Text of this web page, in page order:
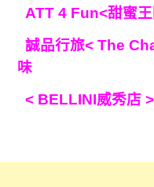
ATT 4 Fun<甜蜜
誠品行旅< The
味
< BELLINI威秀店